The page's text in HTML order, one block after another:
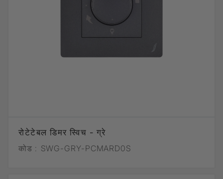
रोटेटेबल डिमर स्विच - ग्रे
कोड : SWG-GRY-PCMARD0S